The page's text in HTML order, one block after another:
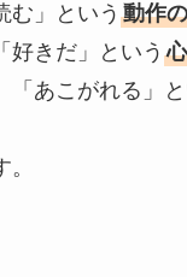
む」という 動作
好きだ」という
「あこがれる」